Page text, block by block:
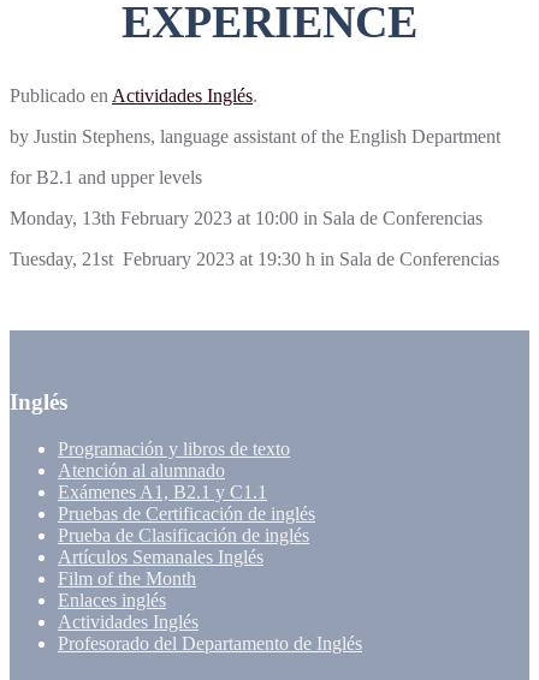
EXPERIENCE
Publicado en Actividades Inglés.
by Justin Stephens, language assistant of the English Department
for B2.1 and upper levels
Monday, 13th February 2023 at 10:00 in Sala de Conferencias
Tuesday, 21st February 2023 at 19:30 h in Sala de Conferencias
Inglés
Programación y libros de texto
Atención al alumnado
Exámenes A1, B2.1 y C1.1
Pruebas de Certificación de inglés
Prueba de Clasificación de inglés
Artículos Semanales Inglés
Film of the Month
Enlaces inglés
Actividades Inglés
Profesorado del Departamento de Inglés